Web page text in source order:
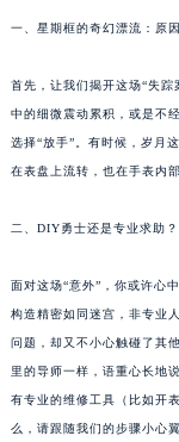
一、星期框的奇幻漂流：原
首先，让我们揭开这场“失
中的细微震动累积，或是不
选择“放手”。有时候，岁月
在表盘上流转，也在手表内
二、DIY勇士还是专业求助？
面对这场“意外”，你或许心
构造精密如同迷宫，非专业
问题，却又不小心触碰了其
里的导师一样，语重心长地
有专业的维修工具（比如开
么，请跟随我们的步骤小心